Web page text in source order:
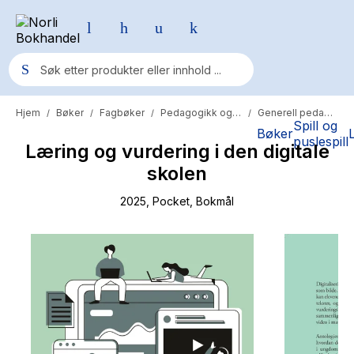
BøkerSpill og
puslespill
Populære søk
Pokemon
Fury Bound - Sable Sorensen
Elizabeth Strout
Hitster
Hypopressiv trening
Hjem / Bøker / Fagbøker / Pedagogikk og psykologi / Generell pedagogikk
Læring og vurdering i den digitale
skolen
2025 , Pocket , Bokmål